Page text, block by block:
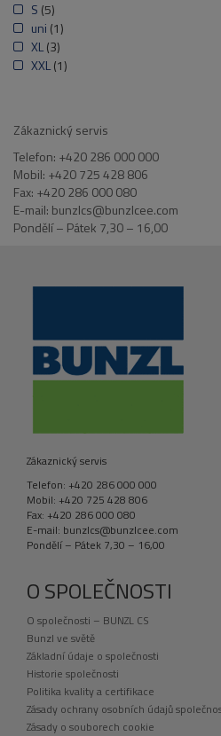
S (5)
uni (1)
XL (3)
XXL (1)
Zákaznický servis
Telefon: +420 286 000 000
Mobil: +420 725 428 806
Fax: +420 286 000 080
E-mail: bunzlcs@bunzlcee.com
Pondělí – Pátek 7,30 – 16,00
Zákaznický servis
Telefon: +420 286 000 000
Mobil: +420 725 428 806
Fax: +420 286 000 080
E-mail: bunzlcs@bunzlcee.com
Pondělí – Pátek 7,30 – 16,00
O SPOLEČNOSTI
O společnosti – BUNZL CS
Bunzl ve světě
Základní údaje o společnosti
Historie společnosti
Politika kvality a certifikace
Zásady ochrany osobních údajů
Zásady o souborech cookie